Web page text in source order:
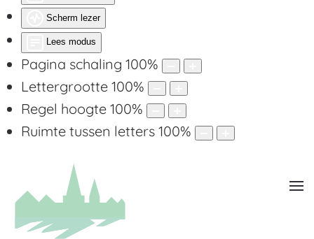
Scherm lezer
Lees modus
Pagina schaling 100%
Lettergrootte 100%
Regel hoogte 100%
Ruimte tussen letters 100%